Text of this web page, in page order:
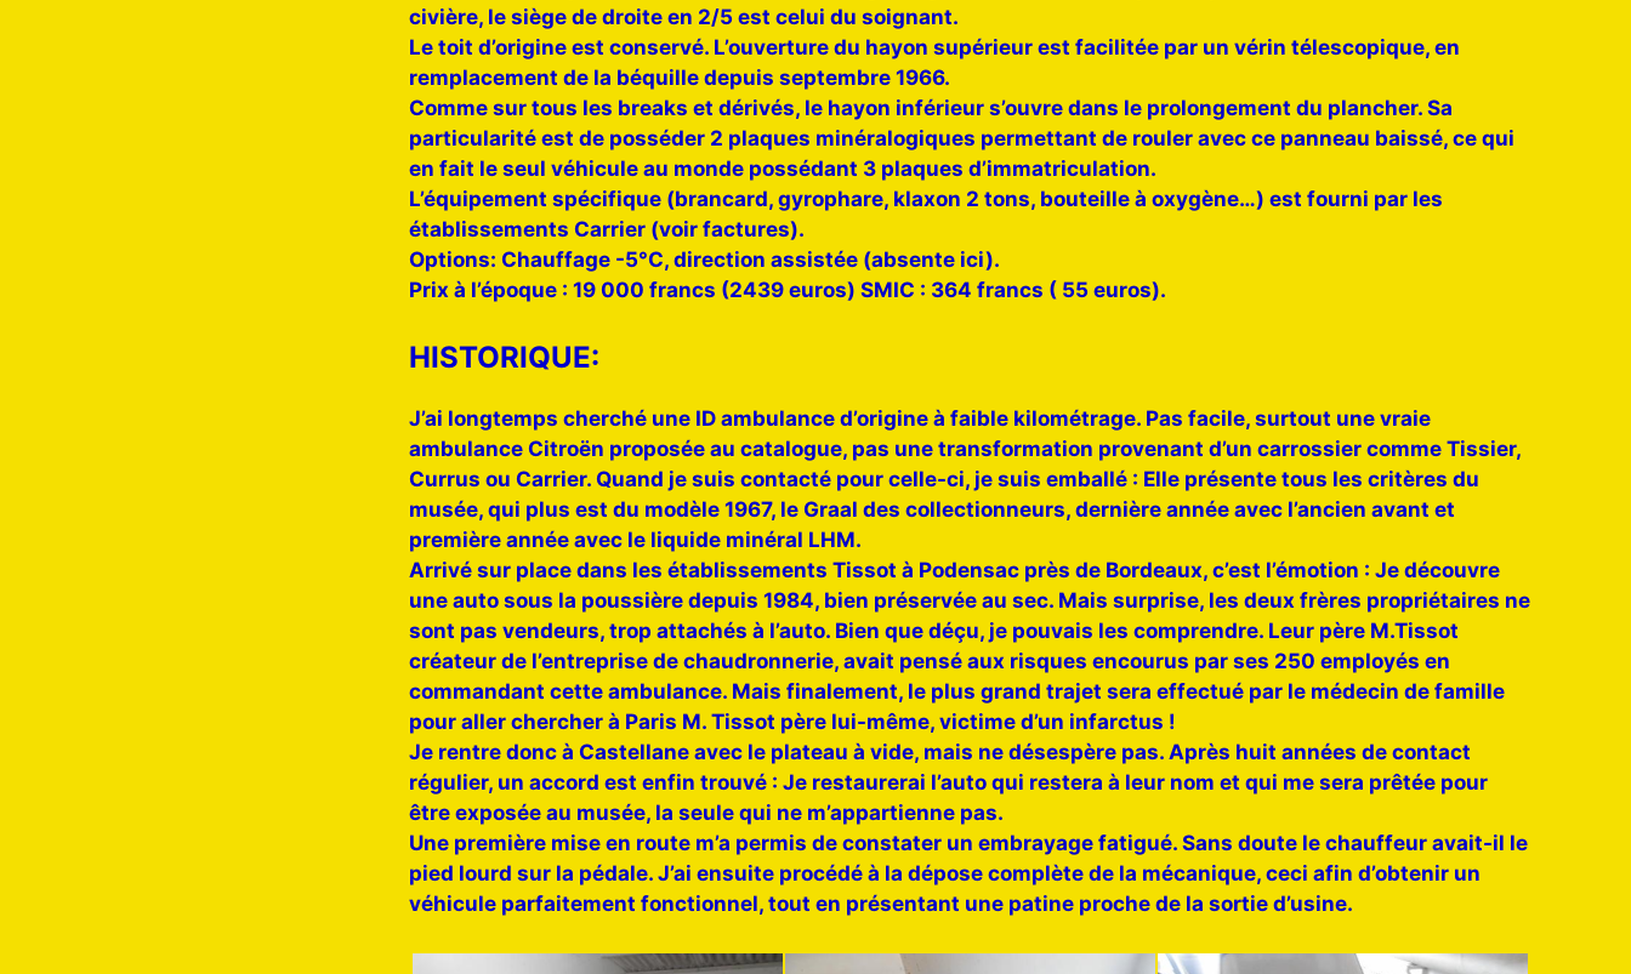
civière, le siège de droite en 2/5 est celui du soignant.
Le toit d’origine est conservé. L’ouverture du hayon supérieur est facilitée par un vérin télescopique, en
remplacement de la béquille depuis septembre 1966.
Comme sur tous les breaks et dérivés, le hayon inférieur s’ouvre dans le prolongement du plancher. Sa
particularité est de posséder 2 plaques minéralogiques permettant de rouler avec ce panneau baissé, ce qui
en fait le seul véhicule au monde possédant 3 plaques d’immatriculation.
L’équipement spécifique (brancard, gyrophare, klaxon 2 tons, bouteille à oxygène…) est fourni par les
établissements Carrier (voir factures).
Options: Chauffage -5°C, direction assistée (absente ici).
Prix à l’époque : 19 000 francs (2439 euros) SMIC : 364 francs ( 55 euros).
HISTORIQUE:
J’ai longtemps cherché une ID ambulance d’origine à faible kilométrage. Pas facile, surtout une vraie
ambulance Citroën proposée au catalogue, pas une transformation provenant d’un carrossier comme Tissier,
Currus ou Carrier. Quand je suis contacté pour celle-ci, je suis emballé : Elle présente tous les critères du
musée, qui plus est du modèle 1967, le Graal des collectionneurs, dernière année avec l’ancien avant et
première année avec le liquide minéral LHM.
Arrivé sur place dans les établissements Tissot à Podensac près de Bordeaux, c’est l’émotion : Je découvre
une auto sous la poussière depuis 1984, bien préservée au sec. Mais surprise, les deux frères propriétaires ne
sont pas vendeurs, trop attachés à l’auto. Bien que déçu, je pouvais les comprendre. Leur père M.Tissot
créateur de l’entreprise de chaudronnerie, avait pensé aux risques encourus par ses 250 employés en
commandant cette ambulance. Mais finalement, le plus grand trajet sera effectué par le médecin de famille
pour aller chercher à Paris M. Tissot père lui-même, victime d’un infarctus !
Je rentre donc à Castellane avec le plateau à vide, mais ne désespère pas. Après huit années de contact
régulier, un accord est enfin trouvé : Je restaurerai l’auto qui restera à leur nom et qui me sera prêtée pour
être exposée au musée, la seule qui ne m’appartienne pas.
Une première mise en route m’a permis de constater un embrayage fatigué. Sans doute le chauffeur avait-il le
pied lourd sur la pédale. J’ai ensuite procédé à la dépose complète de la mécanique, ceci afin d’obtenir un
véhicule parfaitement fonctionnel, tout en présentant une patine proche de la sortie d’usine.